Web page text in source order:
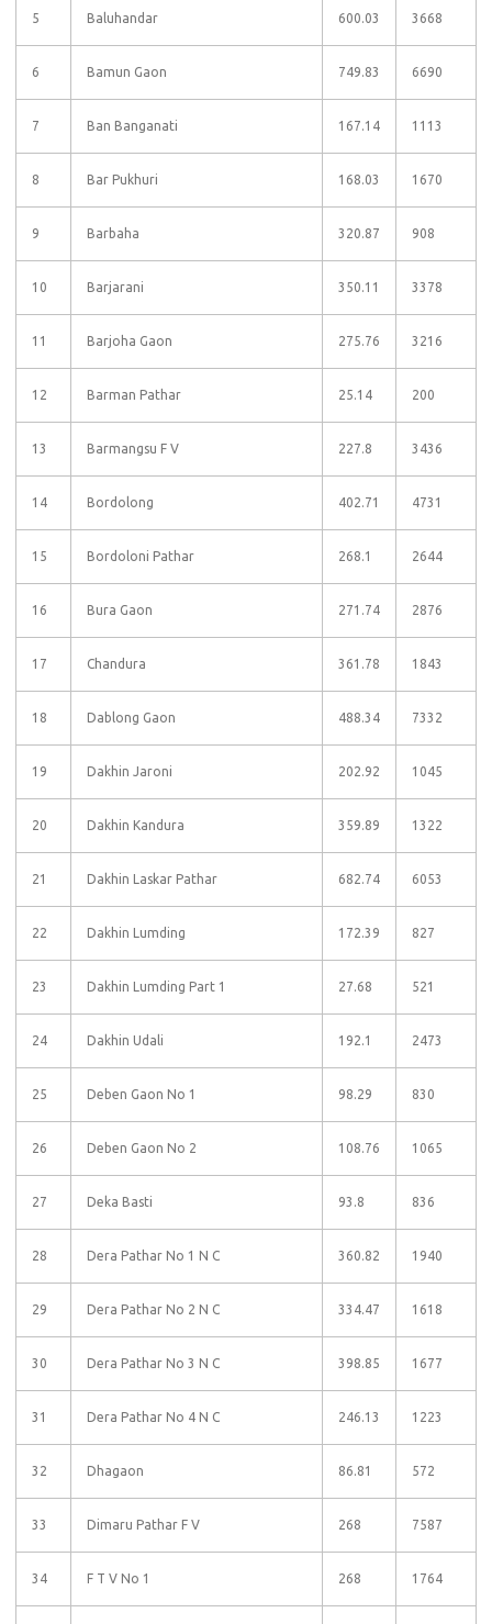
5 Baluhandar 600.03 3668
6 Bamun Gaon 749.83 6690
7 Ban Banganati 167.14 1113
8 Bar Pukhuri 168.03 1670
9 Barbaha 320.87 908
10 Barjarani 350.11 3378
11 Barjoha Gaon 275.76 3216
12 Barman Pathar 25.14 200
13 Barmangsu F V 227.8 3436
14 Bordolong 402.71 4731
15 Bordoloni Pathar 268.1 2644
16 Bura Gaon 271.74 2876
17 Chandura 361.78 1843
18 Dablong Gaon 488.34 7332
19 Dakhin Jaroni 202.92 1045
20 Dakhin Kandura 359.89 1322
21 Dakhin Laskar Pathar 682.74 6053
22 Dakhin Lumding 172.39 827
23 Dakhin Lumding Part 1 27.68 521
24 Dakhin Udali 192.1 2473
25 Deben Gaon No 1 98.29 830
26 Deben Gaon No 2 108.76 1065
27 Deka Basti 93.8 836
28 Dera Pathar No 1 N C 360.82 1940
29 Dera Pathar No 2 N C 334.47 1618
30 Dera Pathar No 3 N C 398.85 1677
31 Dera Pathar No 4 N C 246.13 1223
32 Dhagaon 86.81 572
33 Dimaru Pathar F V 268 7587
34 F T V No 1 268 1764